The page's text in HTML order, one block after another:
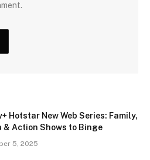
Hotstar New Web Series: Family,
& Action Shows to Binge
5, 2025